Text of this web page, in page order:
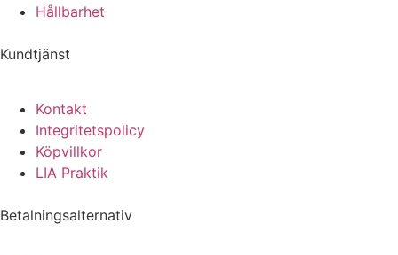
Hållbarhet
Kundtjänst
Kontakt
Integritetspolicy
Köpvillkor
LIA Praktik
Betalningsalternativ